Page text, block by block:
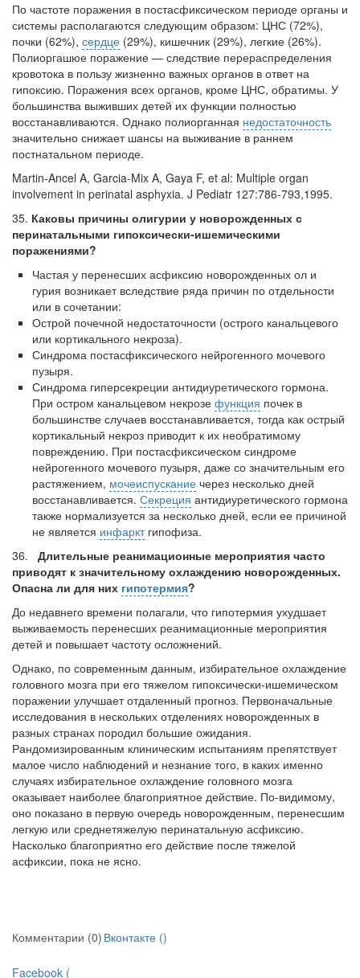
По частоте поражения в постасфиксическом периоде органы и
системы рас­полагаются следующим образом: ЦНС (72%),
почки (62%), сердце (29%), кишеч­ник (29%), легкие (26%).
Полиоргашюе поражение — следствие перераспределе­ния
кровотока в пользу жизненно важных органов в ответ на
гипоксию. Пораже­ния всех органов, кроме ЦНС, обратимы. У
большинства выживших детей их функции полностью
восстанавливаются. Однако полиорганная недостаточность
значительно снижает шансы на выживание в раннем
постнатальном периоде.
Martin-Ancel A, Garcia-Mix A, Gaya F, et al: Multiple organ
involvement in perinatal asphy­xia. J Pediatr 127:786-793,1995.
35. Каковы причины олигурии у новорожденных с
перинатальными гипоксически-ишемическими
поражениями?
Частая у перенесших асфиксию новорожденных ол и
гурия возникает вслед­ствие ряда причин по отдельности
или в сочетании:
Острой почечной недостаточности (острого канальцевого
или кортикаль­ного некроза).
Синдрома постасфиксического нейрогенного мочевого
пузыря.
Синдрома гиперсекреции антидиуретического гормона.
При остром канальцевом некрозе функция почек в
большинстве случаев вос­станавливается, тогда как острый
кортикальный некроз приводит к их необрати­мому
повреждению. При постасфиксическом синдроме
нейрогенного мочевого пузыря, даже со значительным его
растяжением, мочеиспускание через несколько дней
восстанавливается. Секреция антидиуретического гормона
также нормали­зуется за несколько дней, если ее причиной
не является инфарктгипофиза.
36. Длительные реанимационные мероприятия часто
приводят к значительному охлаждению новорожденных.
Опасна ли для них гипотермия?
До недавнего времени полагали, что гипотермия ухудшает
выживаемость перенесших реанимационные мероприятия
детей и повышает частоту осложнений.
Однако, по современным данным, избирательное охлаждение
головного мозга при его тяжелом гипоксически-ишемическом
поражении улучшает отдаленный прогноз. Первоначальные
исследования в нескольких отделениях новорожденных в
разных странах породил большие ожидания.
Рандомизированным клиническим испытаниям препятствует
малое число наблюдений и незнание того, в каких имен­но
случаях избирательное охлаждение головного мозга
оказывает наиболее благоприятное действие. По-видимому,
оно показано в первую очередь новорожденным, перенесшим
легкую или среднетяжелую перинатальную асфиксию.
Насколько благоприятно его действие после тяжелой
асфиксии, пока не ясно.
Комментарии (0) Вконтакте ()
Facebook (